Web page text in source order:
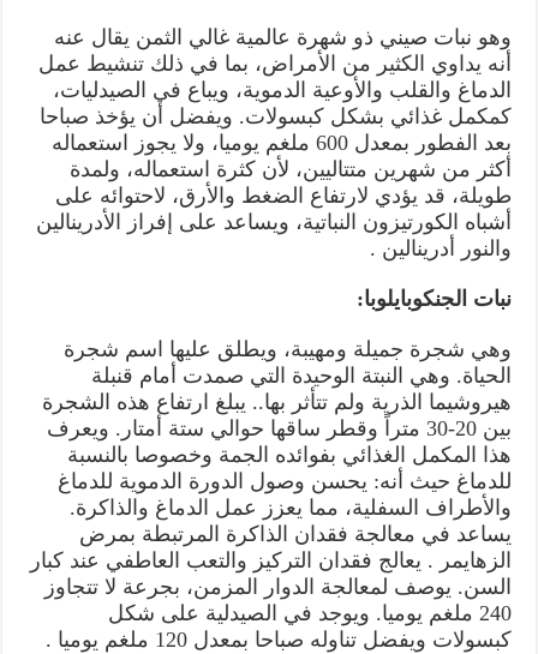
وهو نبات صيني ذو شهرة عالمية غالي الثمن يقال عنه
أنه يداوي الكثير من الأمراض، بما في ذلك تنشيط عمل
الدماغ والقلب والأوعية الدموية، ويباع في الصيدليات،
كمكمل غذائي بشكل كبسولات. ويفضل أن يؤخذ صباحا
بعد الفطور بمعدل 600 ملغم يوميا، ولا يجوز استعماله
أكثر من شهرين متتاليين، لأن كثرة استعماله، ولمدة
طويلة، قد يؤدي لارتفاع الضغط والأرق، لاحتوائه على
أشباه الكورتيزون النباتية، ويساعد على إفراز الأدرينالين
والنور أدرينالين .
نبات الجنكوبايلوبا:
وهي شجرة جميلة ومهيبة، ويطلق عليها اسم شجرة
الحياة. وهي النبتة الوحيدة التي صمدت أمام قنبلة
هيروشيما الذرية ولم تتأثر بها.. يبلغ ارتفاع هذه الشجرة
بين 20-30 متراً وقطر ساقها حوالي ستة أمتار. ويعرف
هذا المكمل الغذائي بفوائده الجمة وخصوصا بالنسبة
للدماغ حيث أنه: يحسن وصول الدورة الدموية للدماغ
والأطراف السفلية، مما يعزز عمل الدماغ والذاكرة.
يساعد في معالجة فقدان الذاكرة المرتبطة بمرض
الزهايمر . يعالج فقدان التركيز والتعب العاطفي عند كبار
السن. يوصف لمعالجة الدوار المزمن، بجرعة لا تتجاوز
240 ملغم يوميا. ويوجد في الصيدلية على شكل
كبسولات ويفضل تناوله صباحا بمعدل 120 ملغم يوميا .